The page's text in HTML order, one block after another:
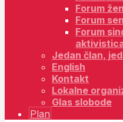
Forum
Forum
Forum
Jedan član,
English
Kontakt
Lokalne
Glas slobode
Plan